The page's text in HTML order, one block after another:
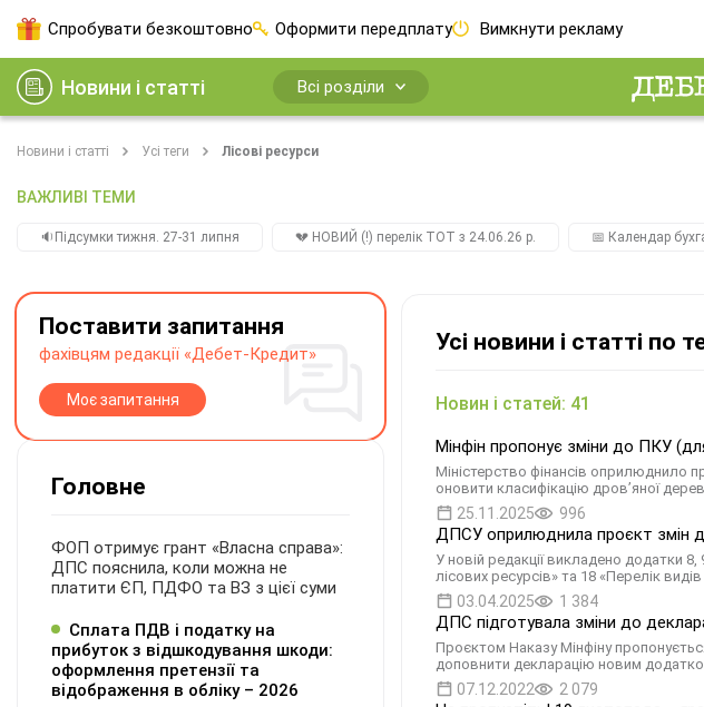
Спробувати безкоштовно Оформити передплату Вимкнути рекламу
Новини і статті Всі розділи
Новини і статті Усі теги Лісові ресурси
ВАЖЛИВІ ТЕМИ
🔉Підсумки тижня. 27-31 липня 💔 НОВИЙ (!) перелік ТОТ з 24.06.26 р. 📅 Календар
Усі новини і статті по
Новин і статей: 41
Мінфін пропонує зміни до ПКУ
Міністерство фінансів оприлюднило
оновити класифікацію дров’яної
25.11.2025 996
ДПСУ оприлюднила проєкт змін
У новій редакції викладено додатки
лісових ресурсів» та 18 «Перелік
03.04.2025 1 384
ДПС підготувала зміни до
Проєктом Наказу Мінфіну
доповнити декларацію новим
07.12.2022 2 079
Поставити запитання
фахівцям редакції «Дебет-Кредит»
Моє запитання
Головне
ФОП отримує грант «Власна справа»:
ДПС пояснила, коли можна не
платити ЄП, ПДФО та ВЗ з цієї суми
Сплата ПДВ і податку на
прибуток з відшкодування шкоди:
оформлення претензії та
відображення в обліку – 2026